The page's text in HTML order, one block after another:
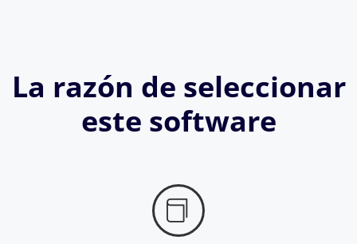
La razón de seleccionar
este software